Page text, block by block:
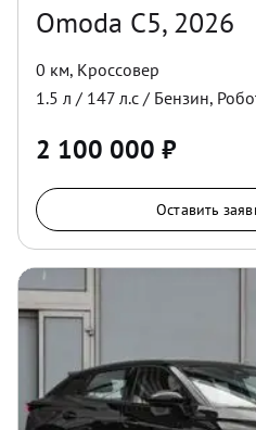
Omoda C5, 2026
0 км, Кроссовер
1.5 л / 147 л.с / Бензин,
2 100 000 ₽
Оставить